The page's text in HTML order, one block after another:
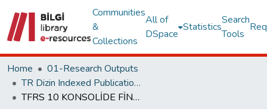
Communities
&
Collections
All of
DSpace
Statistics
Search
Tools
Home
01-Research Outputs
TR Dizin Indexed Publications
TFRS 10 KONSOLİDE FİNANSAL TABLOLAR STANDARDI KAPSAMINDA GRUP İÇİ SATIŞLARLA İLGİLİ YAPILAN ELİMİNASYON İŞLEMLERİNİN ERTELENMİŞ VERGİ ETKİLERİ